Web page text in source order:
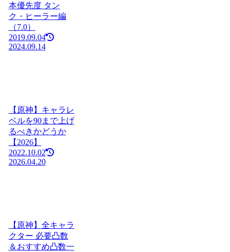
本優先度 タン
ク・ヒーラー編
（7.0）
2019.09.04
2024.09.14
【原神】キャラレ
ベルを90まで上げ
るべきかどうか
【2026】
2022.10.02
2026.04.20
【原神】全キャラ
クター 必要凸数
＆おすすめ凸数一